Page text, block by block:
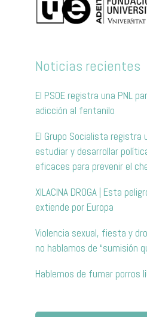
Noticias recientes
El PSOE registra una PNL
adicción al fentanilo
El Grupo Socialista registra
estudiar y desarrollar
eficaces para prevenir el
XILACINA DROGA | Esta
extiende por Europa
Violencia sexual, fiesta y
no hablamos de “sumisión
Hablemos de fumar porros